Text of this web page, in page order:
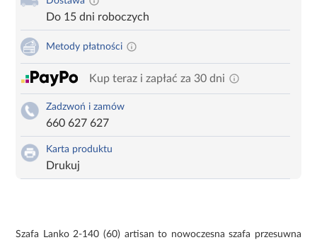
Do 15 dni roboczych
Metody płatności
Kup teraz i zapłać za 30 dni
Zadzwoń i zamów
660 627 627
Karta produktu
Drukuj
Szafa Lanko 2-140 (60) artisan to nowoczesna szafa przesuwna